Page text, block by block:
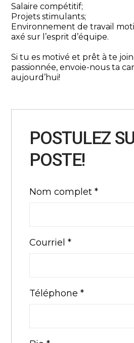
Salaire compétitif;
Projets stimulants;
Environnement de travail
axé sur l’esprit d’équipe.
Si tu es motivé et prêt à te
passionnée, envoie-nous ta
aujourd’hui!
POSTULEZ
POSTE!
Nom complet*
Courriel*
Téléphone*